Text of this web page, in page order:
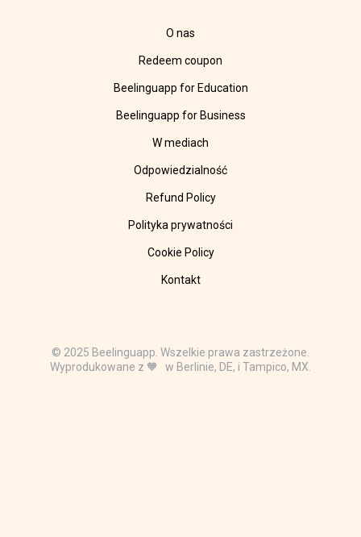
O nas
Redeem coupon
Beelinguapp for Education
Beelinguapp for Business
W mediach
Odpowiedzialność
Refund Policy
Polityka prywatności
Cookie Policy
Kontakt
© 2025 Beelinguapp. Wszelkie prawa zastrzeżone.
Wyprodukowane z 🧡 w Berlinie, DE, i Tampico, MX.